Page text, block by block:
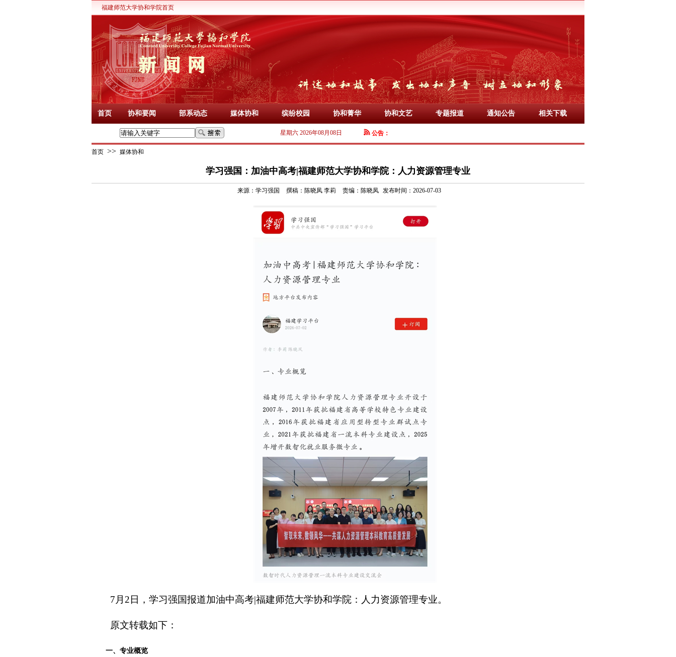
福建师范大学协和学院首页
首页 协和要闻 部系动态 媒体协和 缤纷校园 协和菁华 协和文艺 专题报道 通知公告 相关下载
星期六 2026年08月08日 公告：
首页 >> 媒体协和
学习强国：加油中高考|福建师范大学协和学院：人力资源管理专业
来源： 学习强国 撰稿： 陈晓凤 李莉 责编： 陈晓凤 发布时间：2026-07-03
7月2日，学习强国报道加油中高考|福建师范大学协和学院：人力资源管理专业。
原文转载如下：
一、专业概览